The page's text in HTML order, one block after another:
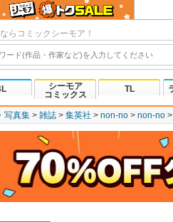
らコミックシーモア！
シーモア
コミックス
TL
写真集 雑誌 集英社 non-no non-no